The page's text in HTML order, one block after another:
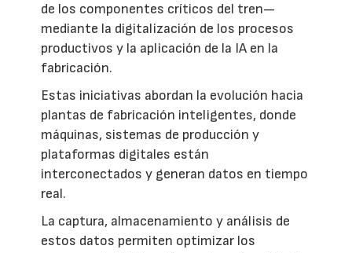
de los componentes críticos del tren—
mediante la digitalización de los procesos
productivos y la aplicación de la IA en la
fabricación.
Estas iniciativas abordan la evolución hacia
plantas de fabricación inteligentes, donde
máquinas, sistemas de producción y
plataformas digitales están
interconectados y generan datos en tiempo
real.
La captura, almacenamiento y análisis de
estos datos permiten optimizar los